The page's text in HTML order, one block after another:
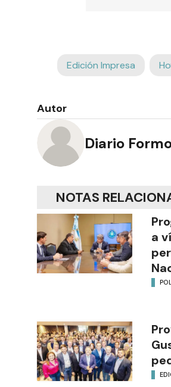
Edición Impresa
Autor
Diario
NOTAS
a